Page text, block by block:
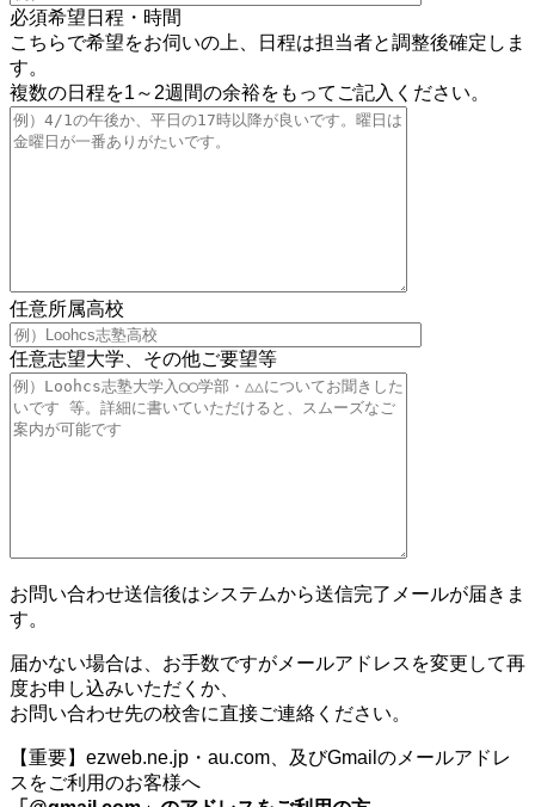
必須希望日程・時間
こちらで希望をお伺いの上、日程は担当者と調整後確定しま
す。
複数の日程を1～2週間の余裕をもってご記入ください。
任意所属高校
任意志望大学、その他ご要望等
お問い合わせ送信後はシステムから送信完了メールが届きま
す。
届かない場合は、お手数ですがメールアドレスを変更して再
度お申し込みいただくか、
お問い合わせ先の校舎に直接ご連絡ください。
【重要】ezweb.ne.jp・au.com、及びGmailのメールアドレ
スをご利用のお客様へ